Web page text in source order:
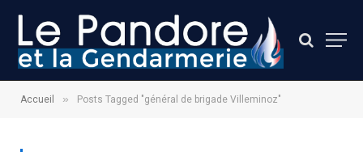
Accueil » Posts Tagged "général de brigade Villeminoz"